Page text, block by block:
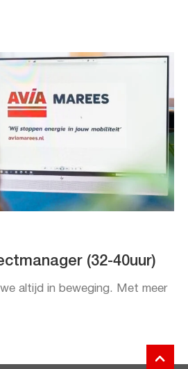
(32-40uur)
altijd in beweging. Met meer